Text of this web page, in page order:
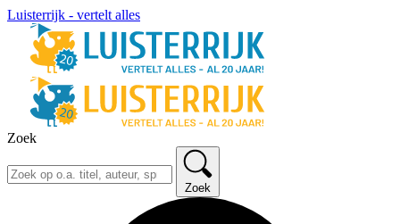
Luisterrijk - vertelt alles
Zoek
Zoek